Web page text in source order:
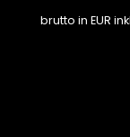
brutto in EUR